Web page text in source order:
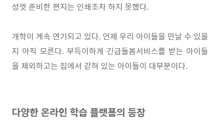
성껏 준비한 편지는 인쇄조차 하지 못했다.
개학이 계속 연기되고 있다. 언제 우리 아이들을 만날 수 있을
지 아직 모른다. 부득이하게 긴급돌봄서비스를 받는 아이들
을 제외하고는 집에서 갇혀 있는 아이들이 대부분이다.
다양한 온라인 학습 플랫폼의 등장